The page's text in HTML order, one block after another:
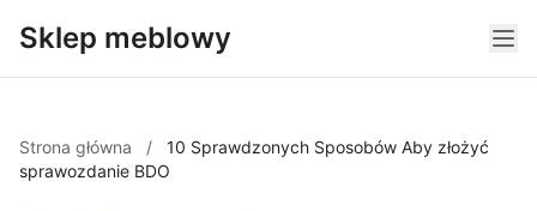
Sklep meblowy
Strona główna /
10 Sprawdzonych Sposobów Aby złożyć
sprawozdanie BDO